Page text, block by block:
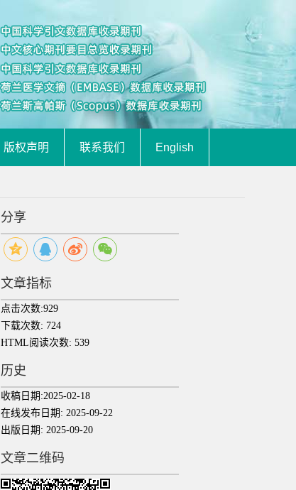
版权声明 联系我们 English
分享
文章指标
点击次数:929
下载次数: 724
HTML阅读次数: 539
历史
收稿日期:2025-02-18
在线发布日期: 2025-09-22
出版日期: 2025-09-20
文章二维码